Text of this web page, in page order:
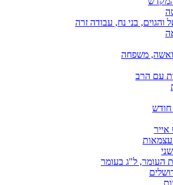
והגוים, בני נח, עבודה זרה
משפחה
עם הרב
העומר, ל"ג בעומר